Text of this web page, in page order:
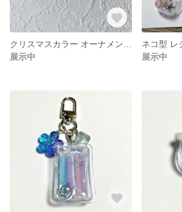
展示中
展示中